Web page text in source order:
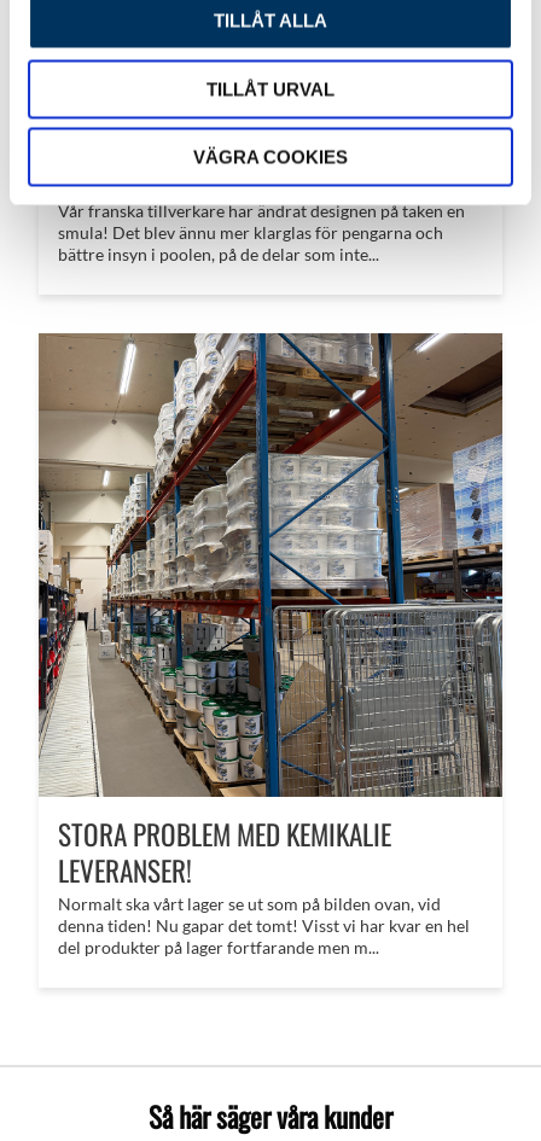
TILLÅT ALLA
TILLÅT URVAL
VÄGRA COOKIES
NY DESIGN PÅ POOLTAKEN
Vår franska tillverkare har ändrat designen på taken en
smula! Det blev ännu mer klarglas för pengarna och
bättre insyn i poolen, på de delar som inte...
STORA PROBLEM MED KEMIKALIE
LEVERANSER!
Normalt ska vårt lager se ut som på bilden ovan, vid
denna tiden! Nu gapar det tomt! Visst vi har kvar en hel
del produkter på lager fortfarande men m...
Så här säger våra kunder